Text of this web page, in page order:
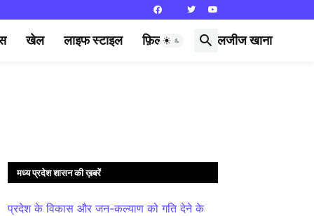
खेल लाइफ स्टाइल फ़िल्मी दुनिया लजीज खाना
मध्य प्रदेश शासन की ख़बरें
प्रदेश के विकास और जन-कल्याण को गति देने के